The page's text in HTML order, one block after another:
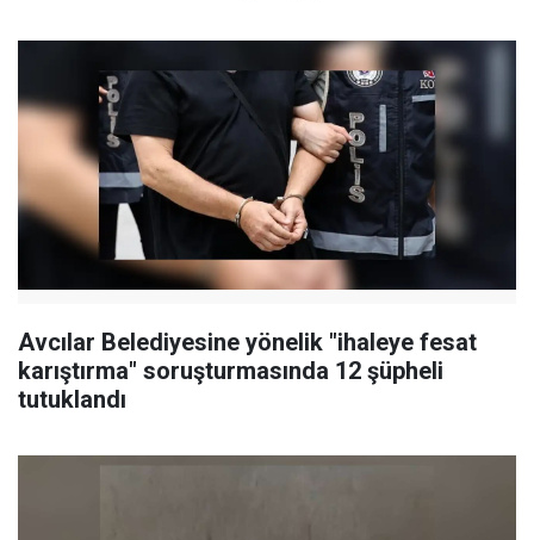
Avcılar Belediyesine yönelik "ihaleye fesat
karıştırma" soruşturmasında 12 şüpheli
tutuklandı